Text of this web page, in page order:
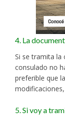
4. La
Si se tramita la
consulado no
preferible que
5. Si voy a